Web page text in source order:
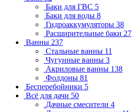
Баки для ГВС 5
Баки для воды 8
Гидроаккумуляторы 38
Расширительные баки 27
Ванны 237
Стальные ванны 11
Чугунные ванны 3
Акриловые ванны 138
Фолдоны 81
Бесперебойники 5
Всё для дачи 50
Дачные смесители 4